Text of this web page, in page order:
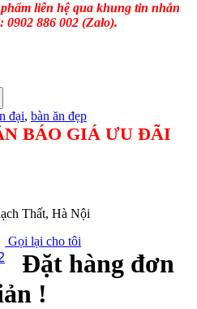
liên hệ qua khung tin nhắn
0902 886 002 (Zalo).
đại, bàn ăn đẹp
BÁO GIÁ ƯU ĐÃI
Thất, Hà Nội
Gọi lại cho tôi
Đặt hàng đơn
!